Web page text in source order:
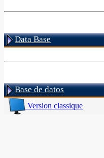
Data Base
Base de datos
Version classique